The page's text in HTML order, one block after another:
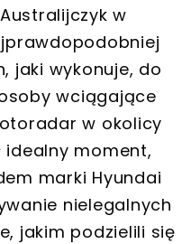
w
jaki wykonuje, do
wciągające
w okolicy
idealny moment,
marki Hyundai
nielegalnych
jakim podzielili się